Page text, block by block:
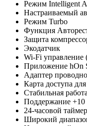
Режим Intelligent
Настраиваемый
Режим Turbo
Функция
Защита
Экодатчик
Wi-Fi управление
Приложение hOn
Адаптер
Карта доступа
Стабильная
Поддержание +10
24-часовой таймер
Широкий